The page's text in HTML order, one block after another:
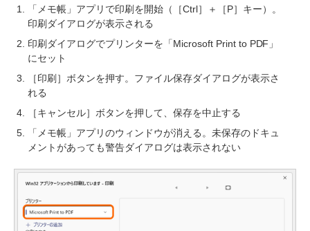
「メモ帳」アプリで印刷を開始（［Ctrl］＋［P］キー）。
印刷ダイアログが表示される
印刷ダイアログでプリンターを「Microsoft Print to PDF」
にセット
［印刷］ボタンを押す。ファイル保存ダイアログが表示さ
れる
［キャンセル］ボタンを押して、保存を中止する
「メモ帳」アプリのウィンドウが消える。未保存のドキュ
メントがあっても警告ダイアログは表示されない